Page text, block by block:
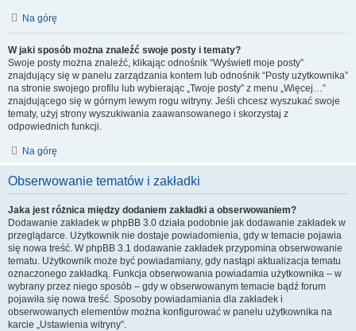
Na górę
W jaki sposób można znaleźć swoje posty i tematy?
Swoje posty można znaleźć, klikając odnośnik “Wyświetl moje posty”
znajdujący się w panelu zarządzania kontem lub odnośnik “Posty użytkownika”
na stronie swojego profilu lub wybierając „Twoje posty” z menu „Więcej…”
znajdującego się w górnym lewym rogu witryny. Jeśli chcesz wyszukać swoje
tematy, użyj strony wyszukiwania zaawansowanego i skorzystaj z
odpowiednich funkcji.
Na górę
Obserwowanie tematów i zakładki
Jaka jest różnica między dodaniem zakładki a obserwowaniem?
Dodawanie zakładek w phpBB 3.0 działa podobnie jak dodawanie zakładek w
przeglądarce. Użytkownik nie dostaje powiadomienia, gdy w temacie pojawia
się nowa treść. W phpBB 3.1 dodawanie zakładek przypomina obserwowanie
tematu. Użytkownik może być powiadamiany, gdy nastąpi aktualizacja tematu
oznaczonego zakładką. Funkcja obserwowania powiadamia użytkownika – w
wybrany przez niego sposób – gdy w obserwowanym temacie bądź forum
pojawiła się nowa treść. Sposoby powiadamiania dla zakładek i
obserwowanych elementów można konfigurować w panelu użytkownika na
karcie „Ustawienia witryny”.